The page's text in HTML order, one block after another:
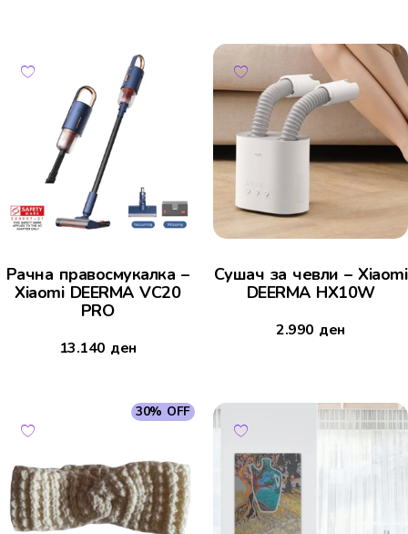
Рачна правосмукалка –
Xiaomi DEERMA VC20
PRO
13.140 ден
Сушач за чевли – Xiaomi
DEERMA HX10W
2.990 ден
30% OFF